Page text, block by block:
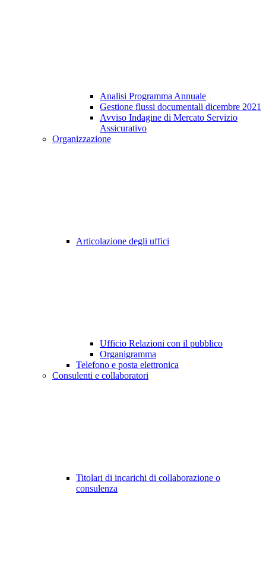
Analisi Programma Annuale
Gestione flussi documentali dicembre 2021
Avviso Indagine di Mercato Servizio
Assicurativo
Organizzazione
Articolazione degli uffici
Ufficio Relazioni con il pubblico
Organigramma
Telefono e posta elettronica
Consulenti e collaboratori
Titolari di incarichi di collaborazione o
consulenza